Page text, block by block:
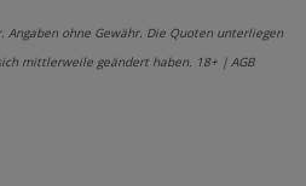
Angaben ohne Gewähr. Die Quoten unterliegen
mittlerweile geändert haben. 18+ | AGB